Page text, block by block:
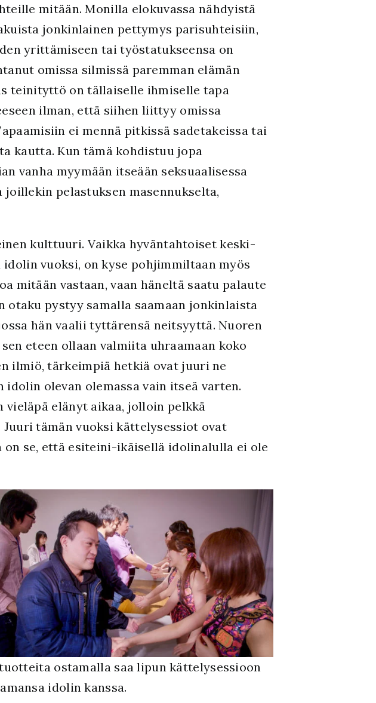
mitään. Monilla elokuvassa nähdyistä
jonkinlainen pettymys parisuhteisiin,
yrittämiseen tai työstatukseensa on
omissa silmissä paremman elämän
teinityttö on tällaiselle ihmiselle tapa
ilman, että siihen liittyy omissa
ei mennä pitkissä sadetakeissa tai
kautta. Kun tämä kohdistuu jopa
vanha myymään itseään seksuaalisessa
pelastuksen masennukselta,
kulttuuri. Vaikka hyväntahtoiset keski-
vuoksi, on kyse pohjimmiltaan myös
mitään vastaan, vaan häneltä saatu palaute
otaku pystyy samalla saamaan jonkinlaista
hän vaalii tyttärensä neitsyyttä. Nuoren
eteen ollaan valmiita uhraamaan koko
ilmiö, tärkeimpiä hetkiä ovat juuri ne
olevan olemassa vain itseä varten.
elänyt aikaa, jolloin pelkkä
tämän vuoksi kättelysessiot ovat
se, että esiteini-ikäisellä idolinalulla ei ole
ostamalla saa lipun kättelysessioon
idolin kanssa.